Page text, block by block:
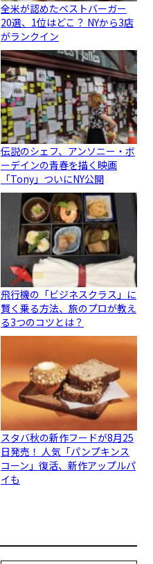
全米が認めたベストバーガー
20選、1位はどこ？ NYから3店
がランクイン
伝説のシェフ、アンソニー・ボ
ーデインの青春を描く映画
「Tony」ついにNY公開
飛行機の「ビジネスクラス」に
賢く乗る方法、旅のプロが教え
る3つのコツとは？
スタバ秋の新作フードが8月25
日発売！ 人気「パンプキンス
コーン」復活、新作アップルパ
イも